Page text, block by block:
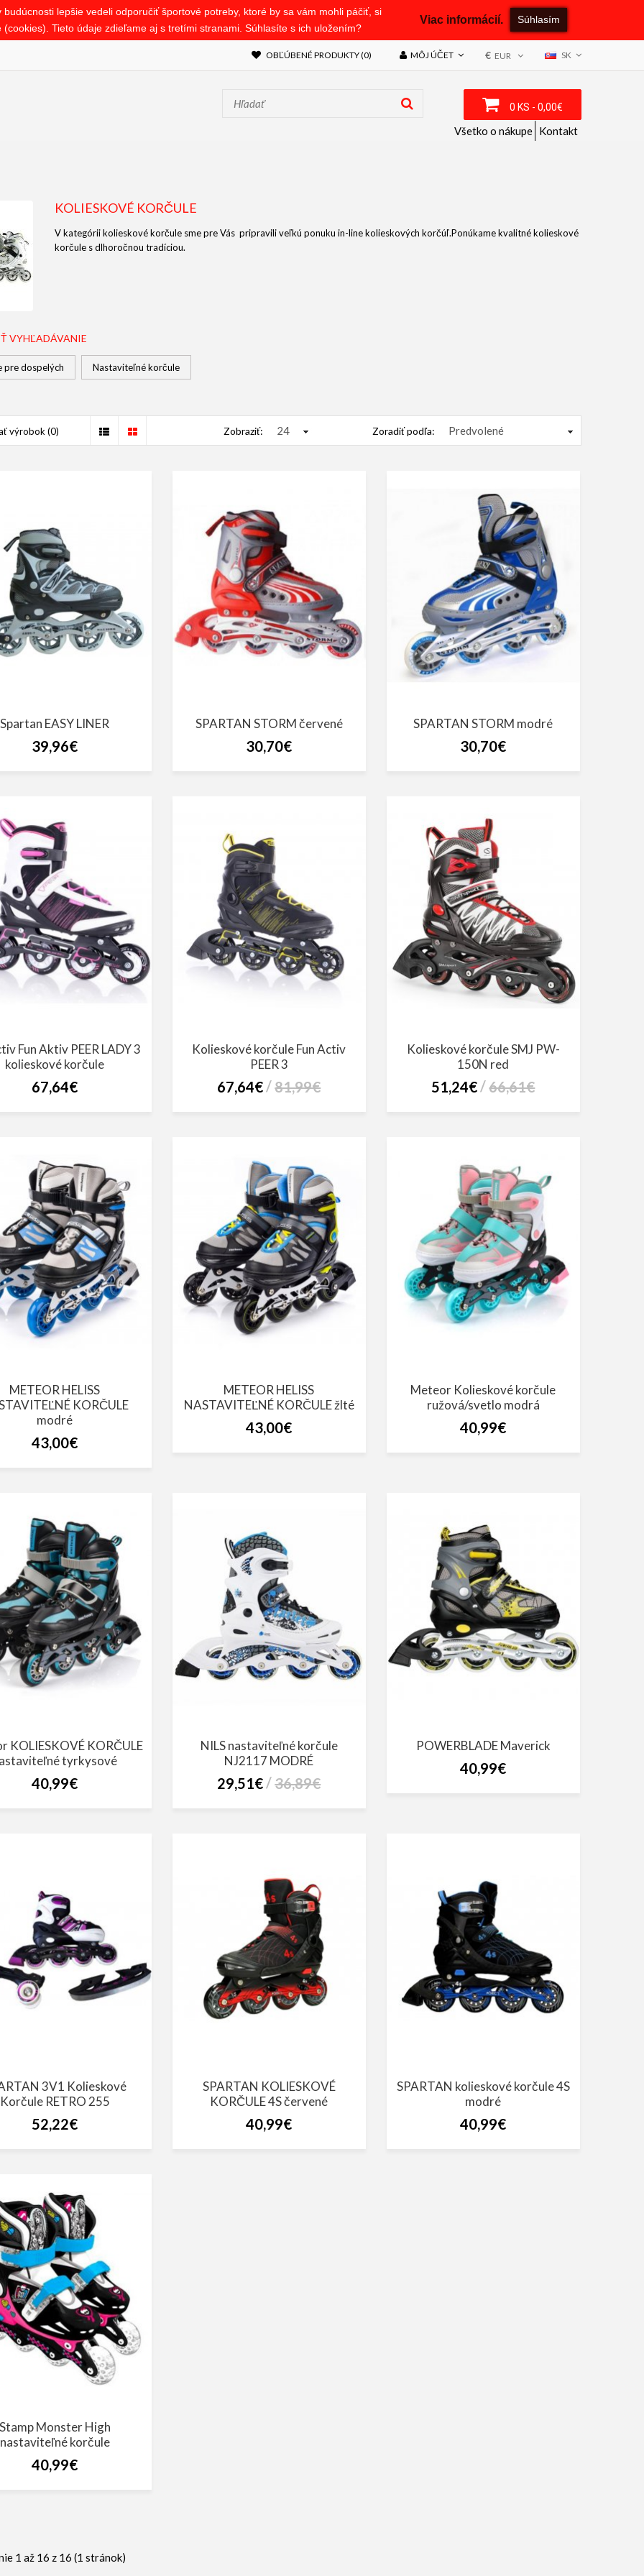
Súhlasím
Viac informácií.
lepšie vedeli odporučiť športové potreby, ktoré by sa vám mohli páčiť, si
Tieto údaje zdieľame aj s tretími stranami. Súhlasíte s ich uložením?
SK
€ EUR
OBĽÚBENÉ PRODUKTY (0) MÔJ ÚČET
0 KS - 0,00€
Všetko o nákupe Kontakt
KOLIESKOVÉ KORČULE
V kategórii kolieskové korčule sme pre Vás pripravili veľkú ponuku in-line kolieskových korčúľ.Ponúkame kvalitné kolieskové
korčule s dlhoročnou tradíciou.
VYHĽADÁVANIE
pre dospelých Nastaviteľné korčule
výrobok (0) Zoradiť podľa:
Zobraziť:
Spartan EASY LINER
39,96€
SPARTAN STORM červené
30,70€
SPARTAN STORM modré
30,70€
Fun Aktiv PEER LADY 3
kolieskové korčule
67,64€
Kolieskové korčule Fun Activ
PEER 3
67,64€ 81,99€
Kolieskové korčule SMJ PW-
150N red
51,24€ 66,61€
METEOR HELISS
KORČULE
modré
43,00€
METEOR HELISS
NASTAVITEĽNÉ KORČULE žlté
43,00€
Meteor Kolieskové korčule
ružová/svetlo modrá
40,99€
KOLIESKOVÉ KORČULE
tyrkysové
40,99€
NILS nastaviteľné korčule
NJ2117 MODRÉ
29,51€ 36,89€
POWERBLADE Maverick
40,99€
3V1 Kolieskové
Korčule RETRO 255
52,22€
SPARTAN KOLIESKOVÉ
KORČULE 4S červené
40,99€
SPARTAN kolieskové korčule 4S
modré
40,99€
Monster High
nastaviteľné korčule
40,99€
1 až 16 z 16 (1 stránok)